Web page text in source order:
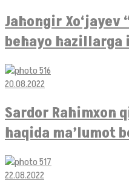
Jahongir
behayo hazillarga
20.08.2022
Sardor Rahimxon
haqida ma’lumot
22.08.2022